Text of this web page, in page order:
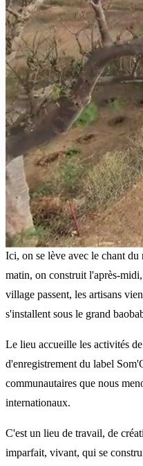
AU QUOTIDIEN
La vie
Ici, on se lève avec le chant
matin, on construit l'après-
village passent, les artisans
s'installent sous le grand
Le lieu accueille les activités
d'enregistrement du label
communautaires que nous
internationaux.
C'est un lieu de travail, de
imparfait, vivant, qui se